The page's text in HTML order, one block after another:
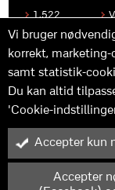
1.522
Produkter
Kontakt
os
y™ er driftet
pressenævnet
Vi bruger
korrekt,
samt statistik-
Du kan altid
'Cookie-
Accepter kun
Accepter